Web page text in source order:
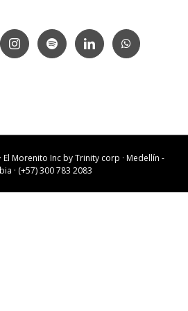
El Morenito Inc byTrinity corp · Medellín -
· (+57) 300 783 2083